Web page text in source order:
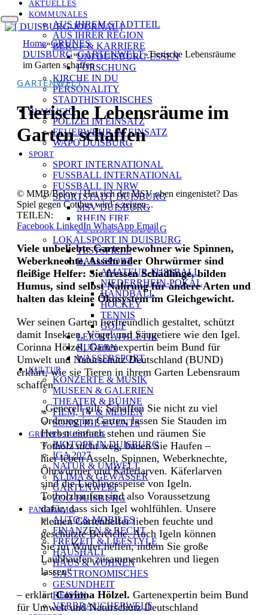
AKTUELLES
KOMMUNALES
AUS IHREM STADTTEIL
AUS IHRER REGION
BERUF & KARRIERE
UNI DUISBURG-ESSEN
FORSCHUNG
KIRCHE IN DU
PERSONALITY
STADTHISTORISCHES
BLAULICHT
POLIZEI IM EINSATZ
FEUERWEHR IM EINSATZ
WAPO DUISBURG
SPORT
SPORT INTERNATIONAL
FUSSBALL INTERNATIONAL
FUSSBALL IN NRW
SPORTSTADT DUISBURG
MSV DUISBURG
RHEIN FIRE
FÜCHSE DUISBURG
LOKALSPORT IN DUISBURG
TESTSPIELE
BALLSPORT
AMATEUR-FUSSBALL
NIEDERRHEIN-POKAL
HANDBALL
HOCKEY
TENNIS
GOLF
LEICHTATHLETIK
RUDERN
WASSERSPORT
KULTUR
KONZERTE & MUSIK
MUSEEN & GALERIEN
THEATER & BÜHNE
FILM, TV & MEDIEN
SONSTIGE EVENTS
GRÜNES DUISBURG
BIOTOPE IN DUISBURG
IGA 2027
NATUR & UMWELT
KLIMA & GEWÄSSER
GARTENWELT
ZOO DUISBURG
PANORAMA
AUTO & MOBILES
FINANZEN & RECHT
FREIZEIT & LIFESTYLE
HAUSHALT
HAUS & WOHNEN
GASTRONOMISCHES
GESUNDHEIT
REISEN
VERBRAUCHERWELT
Home»GRÜNES
DUISBURG»GARTENWELT»Tierische Lebensräume
im Garten schaffen
GARTENWELT
Tierische Lebensräume im
Garten schaffen
© MMB/Below | Hat sich der MSV oben eingenistet? Das
Spiel gegen Cottbus wird´s zeigen...
TEILEN:
Facebook LinkedIn WhatsApp Email
Viele unbeliebte Gartenbewohner wie Spinnen,
Weberknechte, Asseln oder Ohrwürmer sind
fleißige Helfer: Sie fressen Schädlinge, bilden
Humus, sind selbst Nahrung für andere Arten und
halten das kleine Ökosystem im Gleichgewicht.
Wer seinen Garten tierfreundlich gestaltet, schützt
damit Insekten, Vögel und Säugetiere wie den Igel.
Corinna Hölzel, Gartenexpertin beim Bund für
Umwelt und Naturschutz Deutschland (BUND)
erklärt, wie sie Tieren in ihrem Garten Lebensraum
schaffen.
„Generell gilt: Schaffen Sie nicht zu viel
Ordnung im Garten, lassen Sie Stauden im
Herbst einfach stehen und räumen Sie
Totholz nicht weg, bauen Sie Haufen –
hier leben Asseln, Spinnen, Weberknechte,
Ohrwürmer und Käferlarven. Käferlarven
sind die Lieblingsspeise von Igeln.
Totholzhaufen sind also Voraussetzung
dafür, dass sich Igel wohlfühlen. Unsere
kleinen Gartenhelfer lieben feuchte und
geschützte Bereiche. Auch Igeln können
Sie im Winter helfen, indem Sie große
Laubhaufen zusammenkehren und liegen
lassen“
– erklärtCorinna Hölzel. Gartenexpertin beim Bund
für Umwelt und Naturschutz Deutschland